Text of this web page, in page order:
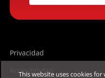
Privacidad
Accesibilidad
This website uses cookies